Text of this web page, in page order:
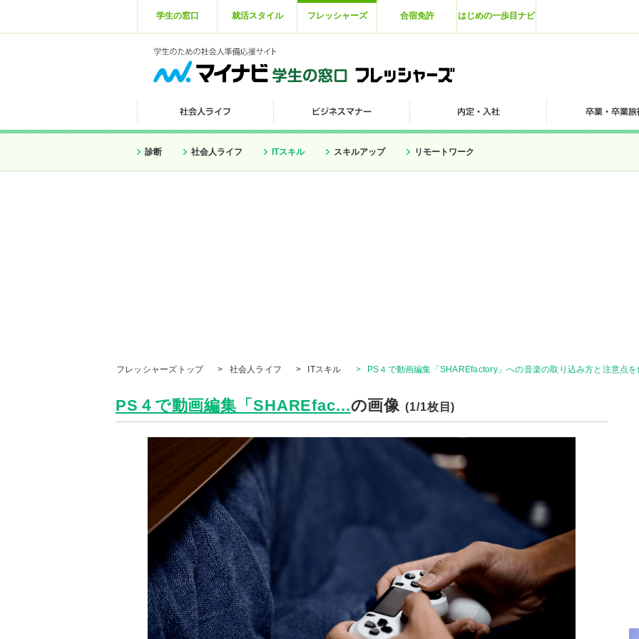
学生の窓口 就活スタイル フレッシャーズ 合宿免許 はじめの一歩目ナビ
診断 社会人ライフ ITスキル スキルアップ リモートワーク
フレッシャーズトップ > 社会人ライフ > ITスキル > PS４で動画編集「SHAREfactory」への音楽の取り込み方と注意点
PS４で動画編集「SHAREfac...の画像(1/1枚目)